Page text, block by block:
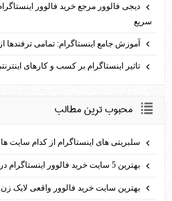
دیجی فالوور مرجع خرید فالوور
سریع
آموزش جامع اینستاگرام: تمامی ترفندها از 0 تا ۱۰۰ کامل
تاثیر اینستاگرام بر کسب و کارهای
محبوب ترين مطالب
سلبریتی های اینستاگرام از کدام سایت ها
بهترین 5 سایت خرید فالوور اینستاگرام در ایران
بهترین سایت خرید فالوور واقعی لایک